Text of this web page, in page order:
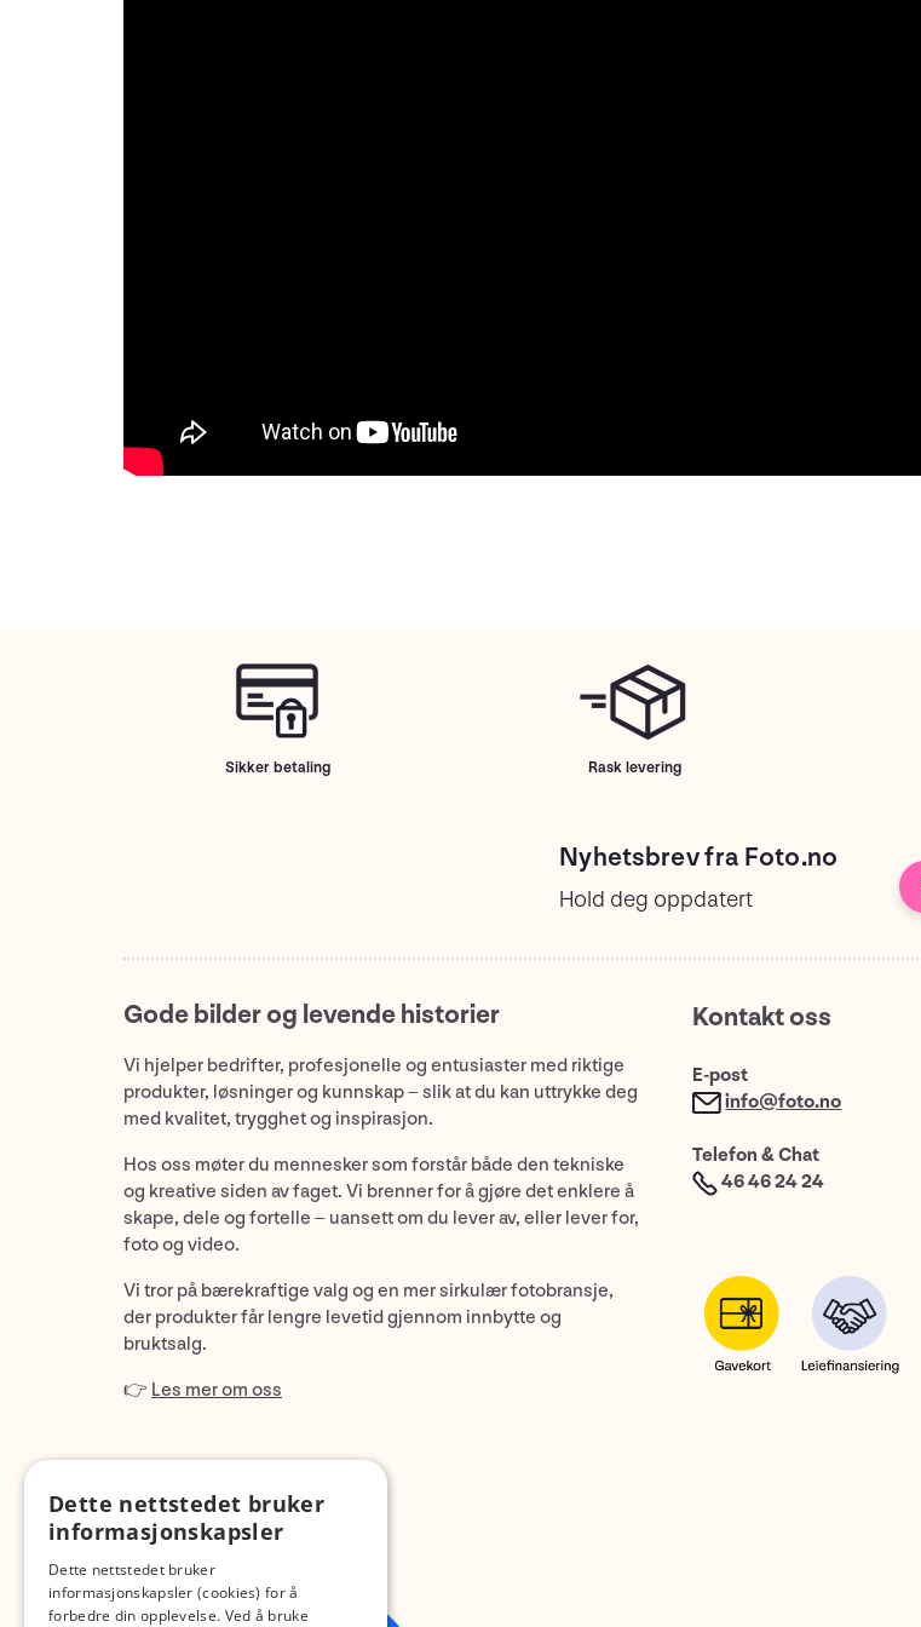
Sikker betaling Rask levering
Nyhetsbrev fra Foto.no
Hold deg oppdatert
Gode bilder og levende historier
Vi hjelper bedrifter, profesjonelle og entusiaster med riktige
produkter, løsninger og kunnskap – slik at du kan uttrykke deg
med kvalitet, trygghet og inspirasjon.
Hos oss møter du mennesker som forstår både den tekniske
og kreative siden av faget. Vi brenner for å gjøre det enklere å
skape, dele og fortelle – uansett om du lever av, eller lever for,
foto og video.
Vi tror på bærekraftige valg og en mer sirkulær fotobransje,
der produkter får lengre levetid gjennom innbytte og
bruktsalg.
👉 Les mer om oss
Kontakt oss
E-post
info@foto.no
Telefon & Chat
46 46 24 24
Dette nettstedet bruker
informasjonskapsler
Dette nettstedet bruker
informasjonskapsler (cookies) for å
forbedre din opplevelse. Ved å bruke